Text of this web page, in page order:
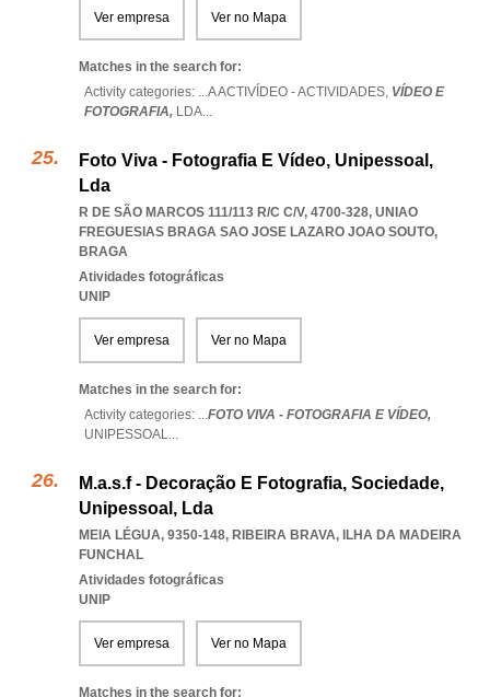
Ver empresa Ver no Mapa
Matches in the search for:
Activity categories: ...A ACTIVÍDEO - ACTIVIDADES, VÍDEO E
FOTOGRAFIA, LDA...
Foto Viva - Fotografia E Vídeo, Unipessoal,
Lda
R DE SÃO MARCOS 111/113 R/C C/V, 4700-328, UNIAO
FREGUESIAS BRAGA SAO JOSE LAZARO JOAO SOUTO,
BRAGA
Atividades fotográficas
UNIP
Ver empresa Ver no Mapa
Matches in the search for:
Activity categories: ...FOTO VIVA - FOTOGRAFIA E VÍDEO,
UNIPESSOAL...
M.a.s.f - Decoração E Fotografia, Sociedade,
Unipessoal, Lda
MEIA LÉGUA, 9350-148, RIBEIRA BRAVA, ILHA DA MADEIRA
FUNCHAL
Atividades fotográficas
UNIP
Ver empresa Ver no Mapa
Matches in the search for: